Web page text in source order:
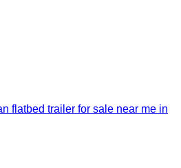
flatbed trailer for sale near me in